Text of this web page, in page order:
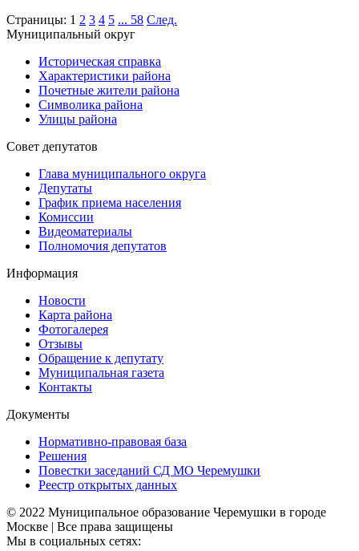
Страницы: 1 2 3 4 5 ... 58 След.
Муниципальный округ
Историческая справка
Характеристики района
Почетные жители района
Символика района
Улицы района
Совет депутатов
Глава муниципального округа
Депутаты
График приема населения
Комиссии
Видеоматериалы
Полномочия депутатов
Информация
Новости
Карта района
Фотогалерея
Отзывы
Обращение к депутату
Муниципальная газета
Контакты
Документы
Нормативно-правовая база
Решения
Повестки заседаний СД МО Черемушки
Реестр открытых данных
© 2022 Муниципальное образование Черемушки в городе
Москве | Все права защищены
Мы в социальных сетях: